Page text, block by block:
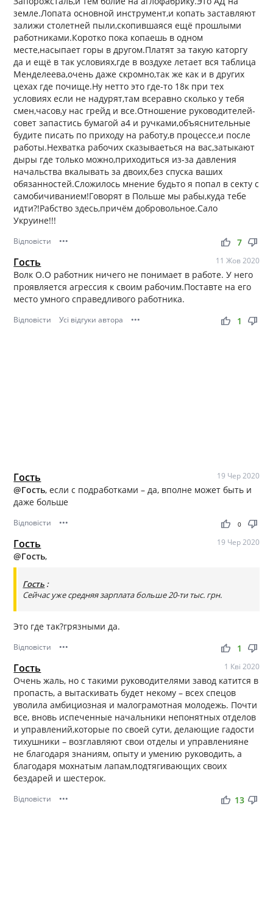
земле.Лопата основной инструмент,и копать заставляют
залижи столетней пыли,скопившаяся ещё прошлыми
работниками.Коротко пока копаешь в одном
месте,насыпает горы в другом.Платят за такую каторгу
да и ещё в так условиях,где в воздухе летает вся таблица
Менделеева,очень даже скромно,так же как и в других
цехах где почище.Ну нетто это где-то 18к при тех
условиях если не надурят,там всеравно сколько у тебя
смен,часов,у нас грейд и все.Отношение руководителей-
совет запастись бумагой а4 и ручками,объяснительные
будите писать по приходу на работу,в процессе,и после
работы.Нехватка рабочих сказываеться на вас,затыкают
дыры где только можно,приходиться из-за давления
начальства вкалывать за двоих,без спуска ваших
обязанностей.Сложилось мнение будьто я попал в секту с
самобичиванием!Говорят в Польше мы рабы,куда тебе
идти?!Рабство здесь,причём добровольное.Сало
Укруине!!!
Відповісти ••• thumb_up thumb_down
7
Гость 11 Жов 2020
Волк О.О работник ничего не понимает в работе. У него
проявляется агрессия к своим рабочим.Поставте на его
место умного справедливого работника.
Відповісти Усі відгуки автора ••• thumb_up thumb_down
1
Гость 19 Чер 2020
@Гость, если с подработками – да, вполне может быть и
даже больше
Відповісти ••• thumb_up thumb_down
0
Гость 19 Чер 2020
@Гость,
Гость :
Сейчас уже средняя зарплата больше 20-ти тыс. грн.
Это где так?грязными да.
Відповісти ••• thumb_up thumb_down
1
Гость 1 Кві 2020
Очень жаль, но с такими руководителями завод катится в
пропасть, а вытаскивать будет некому – всех спецов
уволила амбициозная и малограмотная молодежь. Почти
все, вновь испеченные начальники непонятных отделов
и управлений,которые по своей сути, делающие гадости
тихушники – возглавляют свои отделы и управленияне
не благодаря знаниям, опыту и умению руководить, а
благодаря мохнатым лапам,подтягивающих своих
бездарей и шестерок.
Відповісти ••• thumb_up thumb_down
13